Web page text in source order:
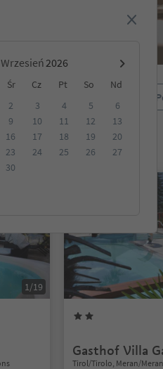
Wrzesień
Śr Cz Pt So
Nd
2 3 4 5
6
9 10 11 12
13
16 17 18 19
20
23 24 25 26
27
30
1/19
Gasthof Villa
Tirol/Tirolo, Meran/